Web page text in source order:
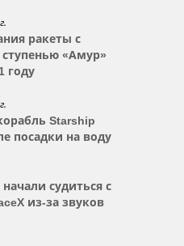
ракеты с
«Амур»
году
Starship
посадки на воду
судиться с
из-за звуков